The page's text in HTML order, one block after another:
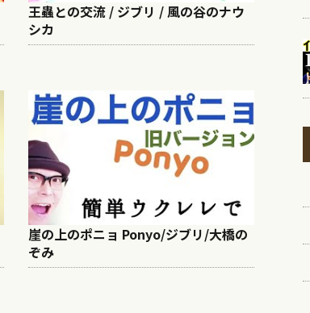
王蟲との交流 / ジブリ / 風の谷のナウ
シカ
崖の上のポニョ Ponyo/ジブリ/大橋の
ぞみ